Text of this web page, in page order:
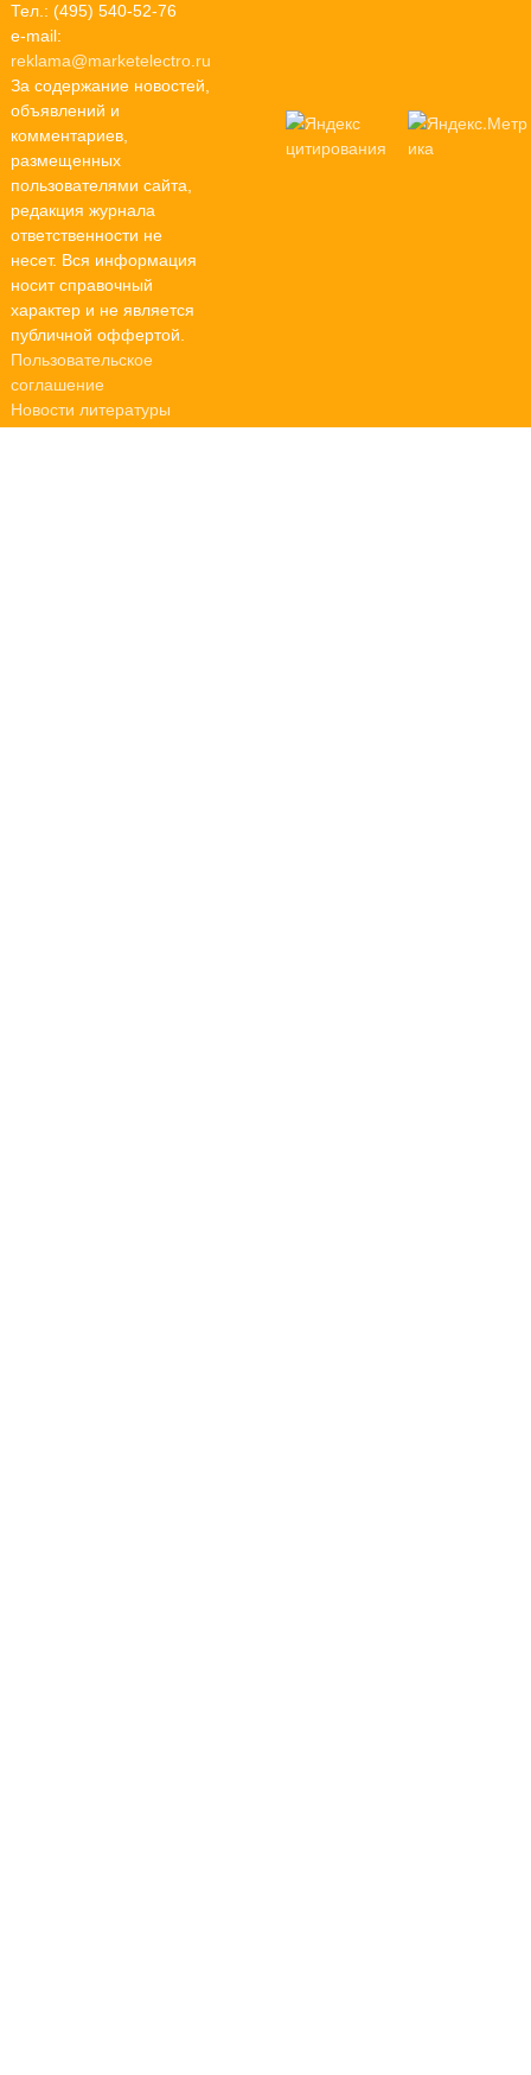
Тел.: (495) 540-52-76
e-mail:
reklama@marketelectro.ru
За содержание новостей,
объявлений и
комментариев,
размещенных
пользователями сайта,
редакция журнала
ответственности не
несет. Вся информация
носит справочный
характер и не является
публичной оффертой.
Пользовательское
соглашение
Новости литературы